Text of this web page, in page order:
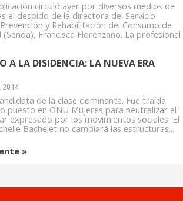
circuló ayer por diversos medios de
el despido de la directora del Servicio
y Rehabilitación del Consumo de
Francisca Florenzano. La profesional
A LA DISIDENCIA: LA NUEVA ERA
2014
de la clase dominante. Fue traída
puesto en ONU Mujeres para neutralizar el
expresado por los movimientos sociales. El
Bachelet no cambiará las estructuras...
»